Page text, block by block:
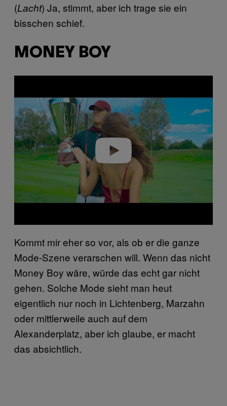
(Lacht) Ja, stimmt, aber ich trage sie ein
bisschen schief.
MONEY BOY
i
d
e
o
Kommt mir eher so vor, als ob er die ganze
Mode-Szene verarschen will. Wenn das nicht
Money Boy wäre, würde das echt gar nicht
gehen. Solche Mode sieht man heut
eigentlich nur noch in Lichtenberg, Marzahn
oder mittlerweile auch auf dem
Alexanderplatz, aber ich glaube, er macht
das absichtlich.